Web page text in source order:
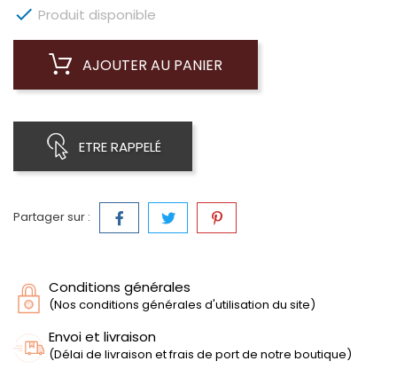
 Produit disponible
AJOUTER AU PANIER
ETRE RAPPELÉ
Partager sur :
Conditions générales
(Nos conditions générales d'utilisation du site)
Envoi et livraison
(Délai de livraison et frais de port de notre boutique)